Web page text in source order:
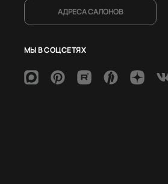
АДРЕСА САЛОНОВ
МЫ В СОЦСЕТЯХ